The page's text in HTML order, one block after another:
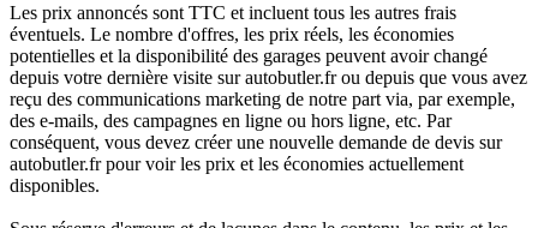
Les prix annoncés sont TTC et incluent tous les autres frais
éventuels. Le nombre d'offres, les prix réels, les économies
potentielles et la disponibilité des garages peuvent avoir changé
depuis votre dernière visite sur autobutler.fr ou depuis que vous avez
reçu des communications marketing de notre part via, par exemple,
des e-mails, des campagnes en ligne ou hors ligne, etc. Par
conséquent, vous devez créer une nouvelle demande de devis sur
autobutler.fr pour voir les prix et les économies actuellement
disponibles.